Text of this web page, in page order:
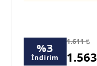
%3
İndirim
1.611
1.563